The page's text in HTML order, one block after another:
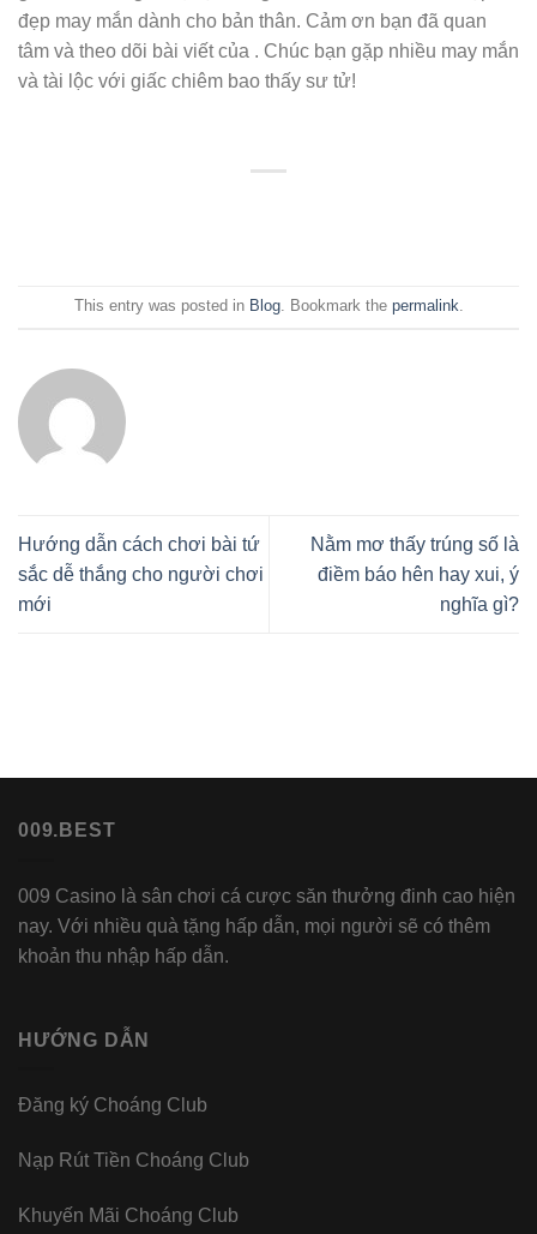
đẹp may mắn dành cho bản thân. Cảm ơn bạn đã quan
tâm và theo dõi bài viết của . Chúc bạn gặp nhiều may mắn
và tài lộc với giấc chiêm bao thấy sư tử!
This entry was posted in Blog. Bookmark the permalink.
Hướng dẫn cách chơi bài tứ
sắc dễ thắng cho người chơi
mới
Nằm mơ thấy trúng số là
điềm báo hên hay xui, ý
nghĩa gì?
009.BEST
009 Casino là sân chơi cá cược săn thưởng đinh cao hiện
nay. Với nhiều quà tặng hấp dẫn, mọi người sẽ có thêm
khoản thu nhập hấp dẫn.
HƯỚNG DẪN
Đăng ký Choáng Club
Nạp Rút Tiền Choáng Club
Khuyến Mãi Choáng Club